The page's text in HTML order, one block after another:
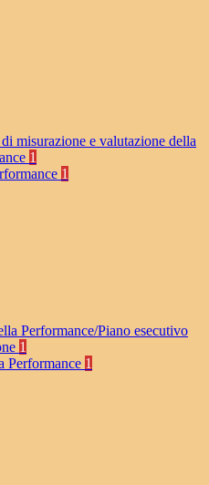
di misurazione e valutazione della
1
1
Performance/Piano esecutivo
1
Performance 1